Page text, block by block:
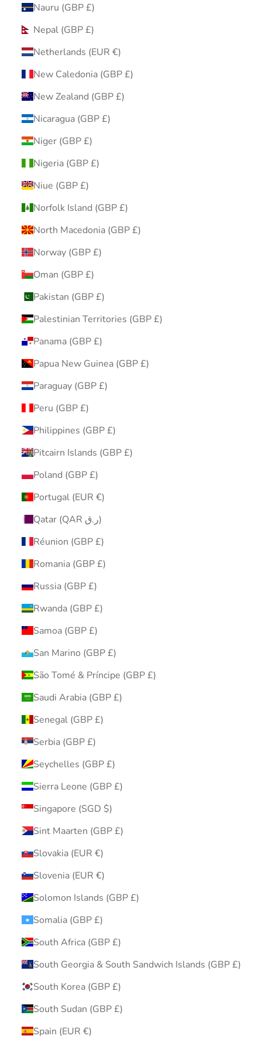
Nauru (GBP £)
Nepal (GBP £)
Netherlands (EUR €)
New Caledonia (GBP £)
New Zealand (GBP £)
Nicaragua (GBP £)
Niger (GBP £)
Nigeria (GBP £)
Niue (GBP £)
Norfolk Island (GBP £)
North Macedonia (GBP £)
Norway (GBP £)
Oman (GBP £)
Pakistan (GBP £)
Palestinian Territories (GBP £)
Panama (GBP £)
Papua New Guinea (GBP £)
Paraguay (GBP £)
Peru (GBP £)
Philippines (GBP £)
Pitcairn Islands (GBP £)
Poland (GBP £)
Portugal (EUR €)
Qatar (QAR ر.ق)
Réunion (GBP £)
Romania (GBP £)
Russia (GBP £)
Rwanda (GBP £)
Samoa (GBP £)
San Marino (GBP £)
São Tomé & Príncipe (GBP £)
Saudi Arabia (GBP £)
Senegal (GBP £)
Serbia (GBP £)
Seychelles (GBP £)
Sierra Leone (GBP £)
Singapore (SGD $)
Sint Maarten (GBP £)
Slovakia (EUR €)
Slovenia (EUR €)
Solomon Islands (GBP £)
Somalia (GBP £)
South Africa (GBP £)
South Georgia & South Sandwich Islands (GBP £)
South Korea (GBP £)
South Sudan (GBP £)
Spain (EUR €)